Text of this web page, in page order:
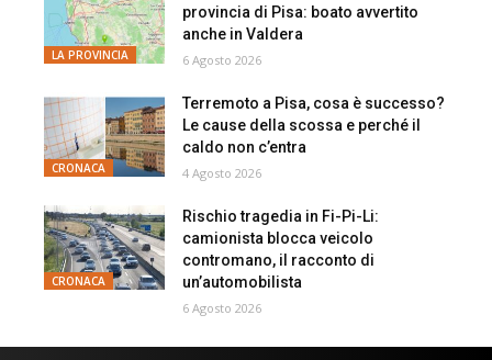
LA PROVINCIA
provincia di Pisa: boato avvertito
anche in Valdera
6 Agosto 2026
CRONACA
Terremoto a Pisa, cosa è successo?
Le cause della scossa e perché il
caldo non c’entra
4 Agosto 2026
CRONACA
Rischio tragedia in Fi-Pi-Li:
camionista blocca veicolo
contromano, il racconto di
un’automobilista
6 Agosto 2026